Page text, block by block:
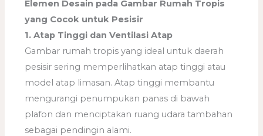
Elemen Desain pada Gambar Rumah Tropis
yang Cocok untuk Pesisir
1. Atap Tinggi dan Ventilasi Atap
Gambar rumah tropis yang ideal untuk daerah
pesisir sering memperlihatkan atap tinggi atau
model atap limasan. Atap tinggi membantu
mengurangi penumpukan panas di bawah
plafon dan menciptakan ruang udara tambahan
sebagai pendingin alami.